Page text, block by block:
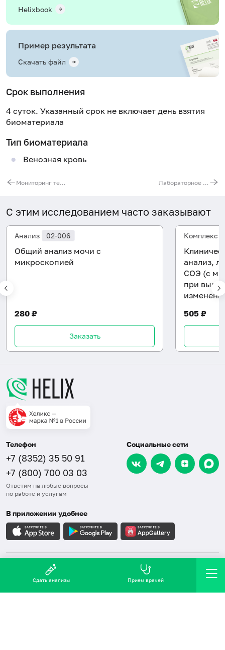
Helixbook
Пример результата
Скачать файл
Срок выполнения
4 суток. Указанный срок не включает день взятия
биоматериала
Тип биоматериала
Венозная кровь
Мониторинг течения сахарного диабета Лабораторное обследование при подозрении на остеопороз
С этим исследованием часто заказывают
Анализ 02-006
Общий анализ мочи с
микроскопией
280 ₽
Заказать
Комплекс
анализ,
СОЭ (с
при
505 ₽
Телефон
+7 (8352) 35 50 91
+7 (800) 700 03 03
Ответим на любые вопросы
по работе и услугам
Социальные сети
В приложении удобнее
Сдать анализы Прием врачей